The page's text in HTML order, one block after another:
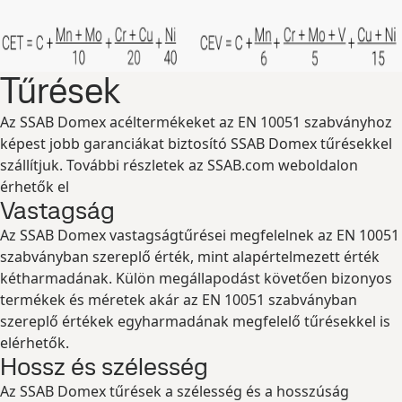
Tűrések
Az SSAB Domex acéltermékeket az EN 10051 szabványhoz
képest jobb garanciákat biztosító SSAB Domex tűrésekkel
szállítjuk. További részletek az SSAB.com weboldalon
érhetők el
Vastagság
Az SSAB Domex vastagságtűrései megfelelnek az EN 10051
szabványban szereplő érték, mint alapértelmezett érték
kétharmadának. Külön megállapodást követően bizonyos
termékek és méretek akár az EN 10051 szabványban
szereplő értékek egyharmadának megfelelő tűrésekkel is
elérhetők.
Hossz és szélesség
Az SSAB Domex tűrések a szélesség és a hosszúság